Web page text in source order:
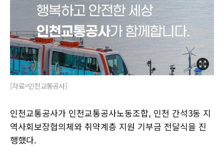
[자료=인천교통공사]
인천교통공사가 인천교통공사노동조합, 인천 간석3동 지
역사회보장협의체와 취약계층 지원 기부금 전달식을 진
행했다.